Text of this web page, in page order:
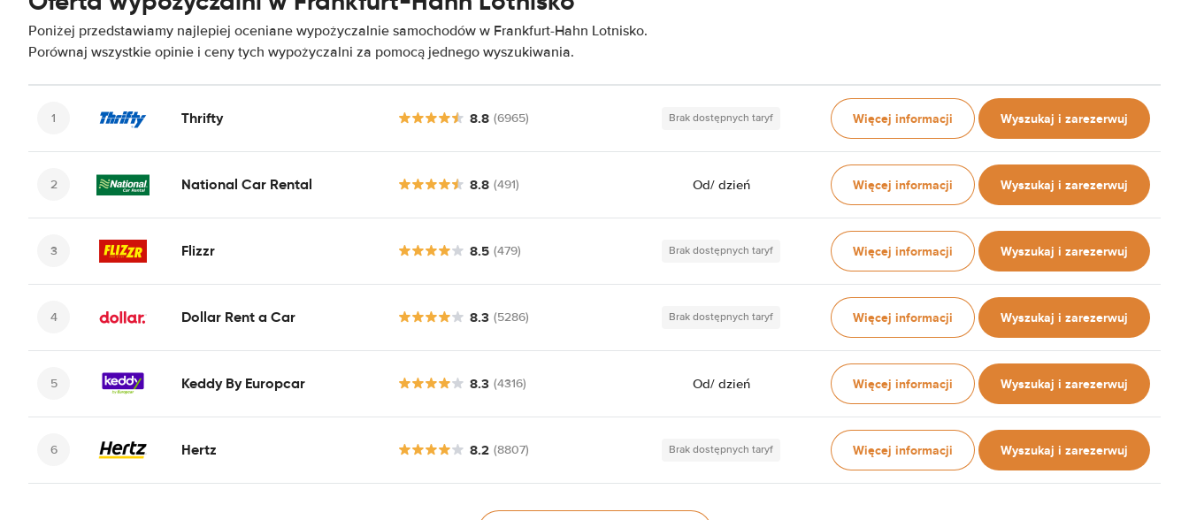
Poniżej przedstawiamy najlepiej oceniane wypożyczalnie samochodów w Frankfurt-Hahn Lotnisko.
Porównaj wszystkie opinie i ceny tych wypożyczalni za pomocą jednego wyszukiwania.
Thrifty 8.8 (6965) Brak dostępnych taryf Więcej informacji Wyszukaj i zarezerwuj
National Car Rental 8.8 (491) Od/ dzień Więcej informacji Wyszukaj i zarezerwuj
Flizzr 8.5 (479) Brak dostępnych taryf Więcej informacji Wyszukaj i zarezerwuj
Dollar Rent a Car 8.3 (5286) Brak dostępnych taryf Więcej informacji Wyszukaj i zarezerwuj
Keddy By Europcar 8.3 (4316) Od/ dzień Więcej informacji Wyszukaj i zarezerwuj
Hertz 8.2 (8807) Brak dostępnych taryf Więcej informacji Wyszukaj i zarezerwuj